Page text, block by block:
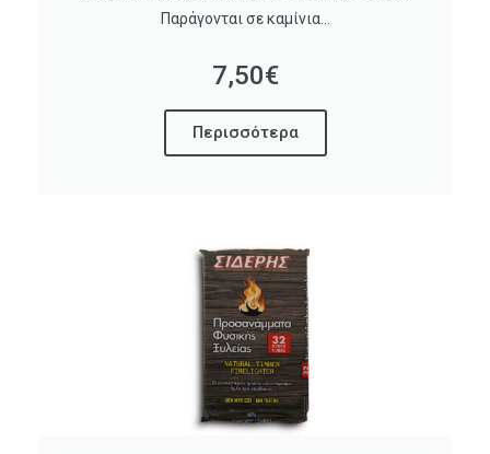
Παράγονται σε καμίνια...
7,50€
Περισσότερα